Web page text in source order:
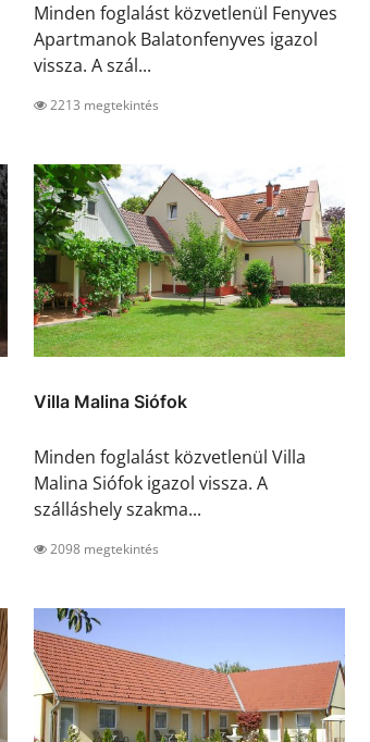
Minden foglalást közvetlenül Fenyves
Apartmanok Balatonfenyves igazol
vissza. A szál...
2213 megtekintés
Villa Malina Siófok
Minden foglalást közvetlenül Villa
Malina Siófok igazol vissza. A
szálláshely szakma...
2098 megtekintés